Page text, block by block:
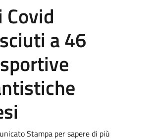
a 46
Stampa per sapere di più